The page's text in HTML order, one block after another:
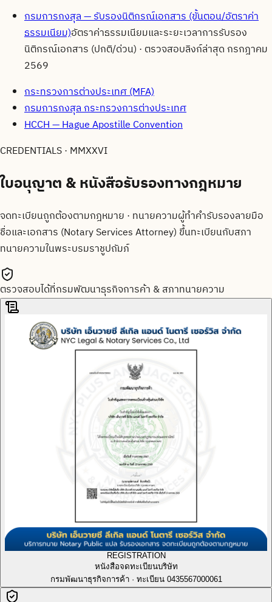
กรมการกงสุล — รับรองนิติกรณ์เอกสาร (ขั้นตอน/อัตราค่า
ธรรมเนียม)อัตราค่าธรรมเนียมและระยะเวลาการรับรอง
นิติกรณ์เอกสาร (ปกติ/ด่วน) · ตรวจสอบลิงก์ล่าสุด กรกฎาคม
2569
กระทรวงการต่างประเทศ (MFA)
กรมการกงสุล กระทรวงการต่างประเทศ
HCCH — Hague Apostille Convention
CREDENTIALS · MMXXVI
ใบอนุญาต & หนังสือรับรองทางกฎหมาย
จดทะเบียนถูกต้องตามกฎหมาย · ทนายความผู้ทำคำรับรองลายมือ
ชื่อและเอกสาร (Notary Services Attorney) ขึ้นทะเบียนกับสภา
ทนายความในพระบรมราชูปถัมภ์
ตรวจสอบได้ที่กรมพัฒนาธุรกิจการค้า & สภาทนายความ
REGISTRATION
หนังสือจดทะเบียนบริษัท
กรมพัฒนาธุรกิจการค้า · ทะเบียน 0435567000061